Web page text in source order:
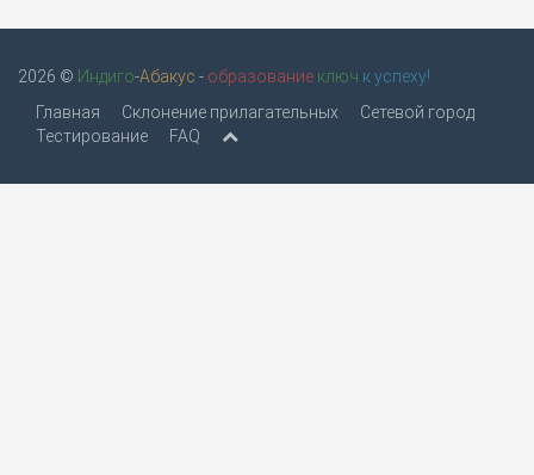
2026 © Индиго-Абакус - образование ключ к успеху!
Главная
Склонение прилагательных
Сетевой город
Тестирование
FAQ